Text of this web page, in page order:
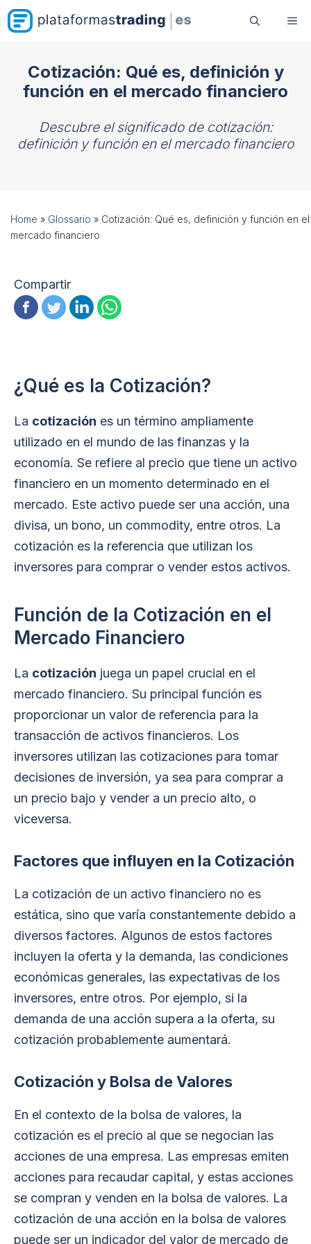
Saltar
al
Cotización: Qué es, definición y
función en el mercado financiero
Descubre el significado de cotización:
definición y función en el mercado financiero
Home » Glossario » Cotización: Qué es, definición y función en el
mercado financiero
Compartir
¿Qué es la Cotización?
La cotización es un término ampliamente
utilizado en el mundo de las finanzas y la
economía. Se refiere al precio que tiene un activo
financiero en un momento determinado en el
mercado. Este activo puede ser una acción, una
divisa, un bono, un commodity, entre otros. La
cotización es la referencia que utilizan los
inversores para comprar o vender estos activos.
Función de la Cotización en el
Mercado Financiero
La cotización juega un papel crucial en el
mercado financiero. Su principal función es
proporcionar un valor de referencia para la
transacción de activos financieros. Los
inversores utilizan las cotizaciones para tomar
decisiones de inversión, ya sea para comprar a
un precio bajo y vender a un precio alto, o
viceversa.
Factores que influyen en la Cotización
La cotización de un activo financiero no es
estática, sino que varía constantemente debido a
diversos factores. Algunos de estos factores
incluyen la oferta y la demanda, las condiciones
económicas generales, las expectativas de los
inversores, entre otros. Por ejemplo, si la
demanda de una acción supera a la oferta, su
cotización probablemente aumentará.
Cotización y Bolsa de Valores
En el contexto de la bolsa de valores, la
cotización es el precio al que se negocian las
acciones de una empresa. Las empresas emiten
acciones para recaudar capital, y estas acciones
se compran y venden en la bolsa de valores. La
cotización de una acción en la bolsa de valores
puede ser un indicador del valor de mercado de